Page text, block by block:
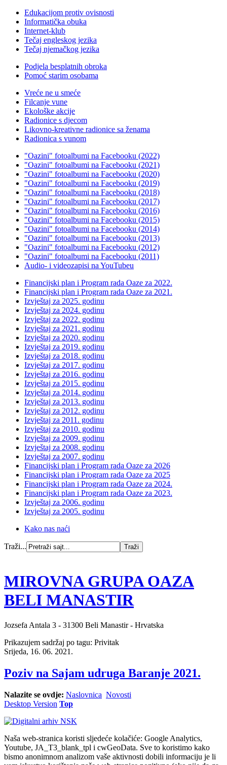
Edukacijom protiv ovisnosti
Informatička obuka
Internet-klub
Tečaj engleskog jezika
Tečaj njemačkog jezika
Podjela besplatnih obroka
Pomoć starim osobama
Vreće ne u smeće
Filcanje vune
Ekološke akcije
Radionice s djecom
Likovno-kreativne radionice sa ženama
Radionica s vunom
"Oazini" fotoalbumi na Facebooku (2022)
"Oazini" fotoalbumi na Facebooku (2021)
"Oazini" fotoalbumi na Facebooku (2020)
"Oazini" fotoalbumi na Facebooku (2019)
"Oazini" fotoalbumi na Facebooku (2018)
"Oazini" fotoalbumi na Facebooku (2017)
"Oazini" fotoalbumi na Facebooku (2016)
"Oazini" fotoalbumi na Facebooku (2015)
"Oazini" fotoalbumi na Facebooku (2014)
"Oazini" fotoalbumi na Facebooku (2013)
"Oazini" fotoalbumi na Facebooku (2012)
"Oazini" fotoalbumi na Facebooku (2011)
Audio- i videozapisi na YouTubeu
Financijski plan i Program rada Oaze za 2022.
Financijski plan i Program rada Oaze za 2021.
Izvještaj za 2025. godinu
Izvještaj za 2024. godinu
Izvještaj za 2022. godinu
Izvještaj za 2021. godinu
Izvještaj za 2020. godinu
Izvještaj za 2019. godinu
Izvještaj za 2018. godinu
Izvještaj za 2017. godinu
Izvještaj za 2016. godinu
Izvještaj za 2015. godinu
Izvještaj za 2014. godinu
Izvještaj za 2013. godinu
Izvještaj za 2012. godinu
Izvještaj za 2011. godinu
Izvještaj za 2010. godinu
Izvještaj za 2009. godinu
Izvještaj za 2008. godinu
Izvještaj za 2007. godinu
Financijski plan i Program rada Oaze za 2026
Financijski plan i Program rada Oaze za 2025
Financijski plan i Program rada Oaze za 2024.
Financijski plan i Program rada Oaze za 2023.
Izvještaj za 2006. godinu
Izvještaj za 2005. godinu
Kako nas naći
Traži...
MIROVNA GRUPA OAZA
BELI MANASTIR
Jozsefa Antala 3 - 31300 Beli Manastir - Hrvatska
Prikazujem sadržaj po tagu: Privitak
Srijeda, 16. 06. 2021.
Poziv na Sajam udruga Baranje 2021.
Nalazite se ovdje: Naslovnica Novosti
Desktop Version Top
Naša web-stranica koristi sljedeće kolačiće: Google Analytics,
Youtube, JA_T3_blank_tpl i cwGeoData. Sve to koristimo kako
bismo anonimnom analizom vaše aktivnosti dobili informaciju je li